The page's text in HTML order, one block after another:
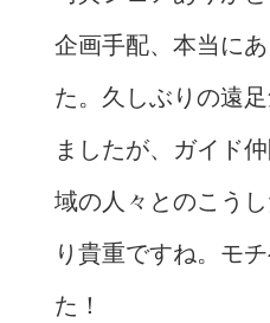
企画手配、本当に
た。久しぶりの遠
ましたが、ガイド
域の人々とのこう
り貴重ですね。モ
た！